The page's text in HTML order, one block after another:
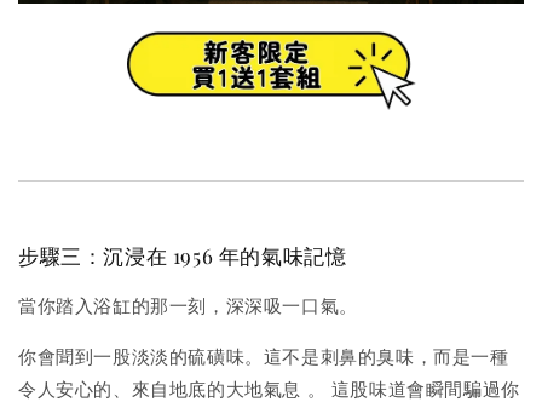
步驟三：沉浸在 1956 年的氣味記憶
當你踏入浴缸的那一刻，深深吸一口氣。
你會聞到一股淡淡的硫磺味。 這不是刺鼻的臭味，而是一種
令人安心的、來自地底的大地氣息 。 這股味道會瞬間騙過你